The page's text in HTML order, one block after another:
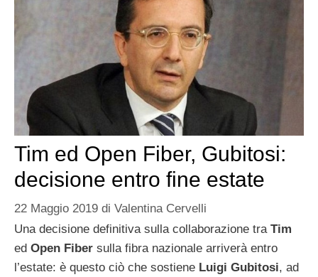
Tim ed Open Fiber, Gubitosi:
decisione entro fine estate
22 Maggio 2019 di Valentina Cervelli
Una decisione definitiva sulla collaborazione traTim
ed Open Fiber sulla fibra nazionale arriverà entro
l’estate: è questo ciò che sostiene Luigi Gubitosi, ad